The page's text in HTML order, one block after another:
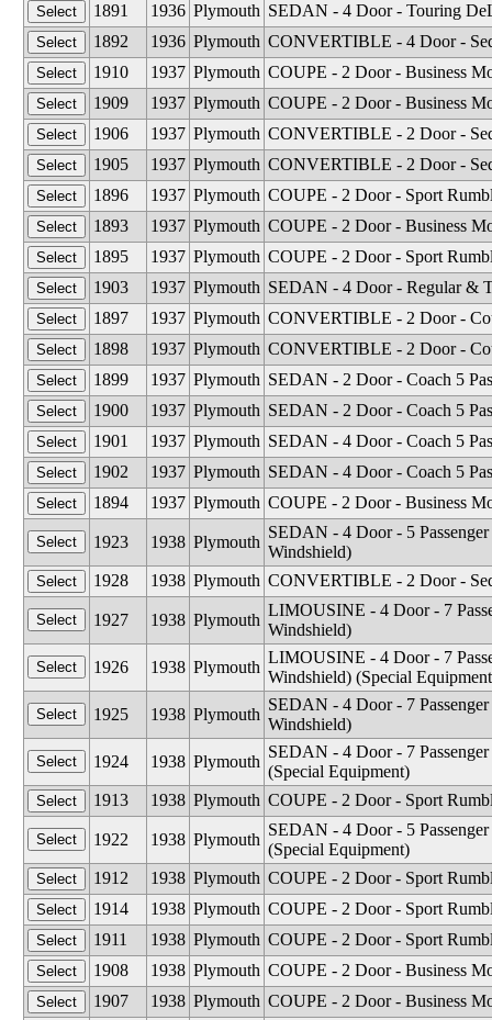
1891
1936 Plymouth SEDAN - 4 Door - Touring
1892
1936 Plymouth CONVERTIBLE - 4 Door -
1910
1937 Plymouth COUPE - 2 Door - Business
1909
1937 Plymouth COUPE - 2 Door - Business
1906
1937 Plymouth CONVERTIBLE - 2 Door -
1905
1937 Plymouth CONVERTIBLE - 2 Door -
1896
1937 Plymouth COUPE - 2 Door - Sport
1893
1937 Plymouth COUPE - 2 Door - Business
1895
1937 Plymouth COUPE - 2 Door - Sport
1903
1937 Plymouth SEDAN - 4 Door - Regular &
1897
1937 Plymouth CONVERTIBLE - 2 Door -
1898
1937 Plymouth CONVERTIBLE - 2 Door -
1899
1937 Plymouth SEDAN - 2 Door - Coach 5
1900
1937 Plymouth SEDAN - 2 Door - Coach 5
1901
1937 Plymouth SEDAN - 4 Door - Coach 5
1902
1937 Plymouth SEDAN - 4 Door - Coach 5
1894
1937 Plymouth COUPE - 2 Door - Business
1923 1938 Plymouth
SEDAN - 4 Door - 5
Windshield)
1928
1938 Plymouth CONVERTIBLE - 2 Door -
1927 1938 Plymouth
LIMOUSINE - 4 Door - 7
Windshield)
1926
1938 Plymouth
LIMOUSINE - 4 Door - 7
Windshield) (Special
1925
1938 Plymouth
SEDAN - 4 Door - 7
Windshield)
1924
1938 Plymouth
SEDAN - 4 Door - 7
(Special Equipment)
1913
1938 Plymouth COUPE - 2 Door - Sport
1922 1938 Plymouth
SEDAN - 4 Door - 5
(Special Equipment)
1912
1938 Plymouth COUPE - 2 Door - Sport
1914
1938 Plymouth COUPE - 2 Door - Sport
1911
1938 Plymouth COUPE - 2 Door - Sport
1908
1938 Plymouth COUPE - 2 Door - Business
1907
1938 Plymouth COUPE - 2 Door - Business